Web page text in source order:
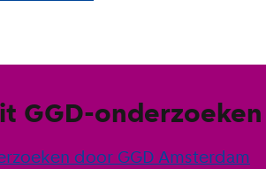
GGD-onderzoeken
door GGD Amsterdam